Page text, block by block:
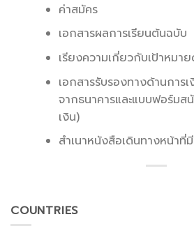
ค่าสมัคร
เอกสารผลการเรียนต้นฉบับ
เรียงความเกี่ยวกับเป้าหมา
เอกสารรับรองทางด้านการ
จากธนาคารและแบบฟอร์ม
เงิน)
สำเนาหนังสือเดินทางหน้าที่
COUNTRIES